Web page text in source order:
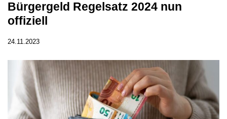
Bürgergeld Regelsatz 2024 nun
offiziell
24.11.2023